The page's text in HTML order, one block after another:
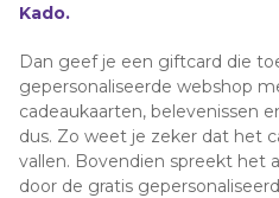
Kado.
Dan geef je een giftcard die
gepersonaliseerde webshop
cadeaukaarten, belevenissen
dus. Zo weet je zeker dat het
vallen. Bovendien spreekt het
door de gratis